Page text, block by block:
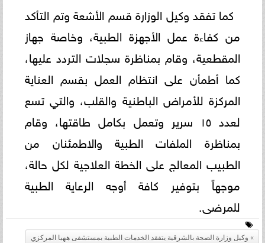
كما تفقد وكيل الوزارة قسم الأشعة وتم التأكد
من كفاءة عمل الأجهزة الطبية، وخاصة جهاز
المقطعية، وقام بمناظرة سجلات التردد عليها،
كما أطمأن على انتظام العمل بقسم العناية
المركزة للأمراض الباطنية والقلب، والتي تسع
لعدد ١٥ سرير وتعمل بكامل طاقتها، وقام
بمناظرة الملفات الطبية والاطمئنان من
الطبيب المعالج على الخطة العلاجية لكل حالة،
موجهاً بتوفير كافة أوجه الرعاية الطبية
للمرضى.
وكيل وزارة الصحة بالشرقية يتفقد الخدمات الطبية بمستشفى ههيا المركزي